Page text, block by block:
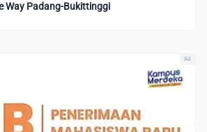
Way Padang-Bukittinggi
Ad